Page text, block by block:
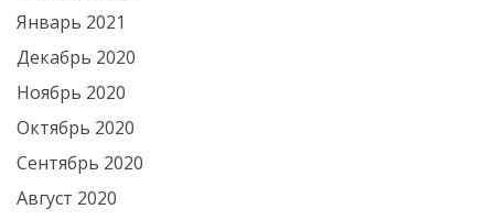
Январь 2021
Декабрь 2020
Ноябрь 2020
Октябрь 2020
Сентябрь 2020
Август 2020